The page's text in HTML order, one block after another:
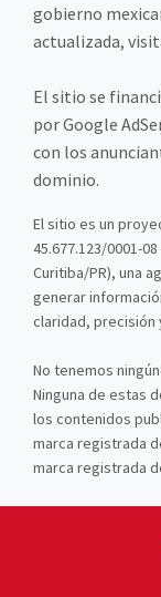
gobierno
actualizada,
El sitio se
por Google
con los
dominio.
El sitio es un
45.677.123/0001-
Curitiba/PR), una
generar
claridad, precisión
No tenemos
Ninguna de estas
los contenidos
marca registrada
marca registrada